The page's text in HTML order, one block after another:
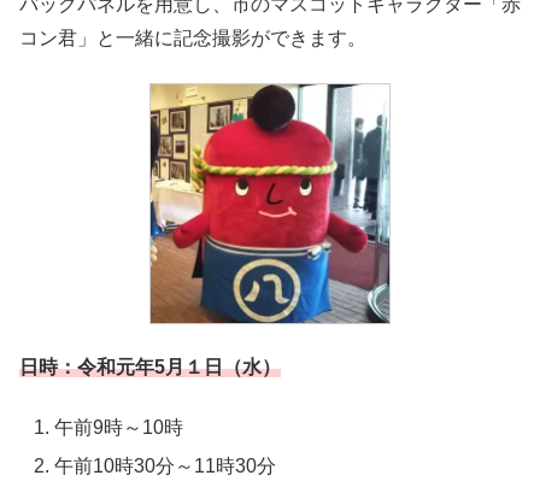
バックパネルを用意し、市のマスコットキャラクター「赤
コン君」と一緒に記念撮影ができます。
日時：令和元年5月１日（水）
午前9時～10時
午前10時30分～11時30分